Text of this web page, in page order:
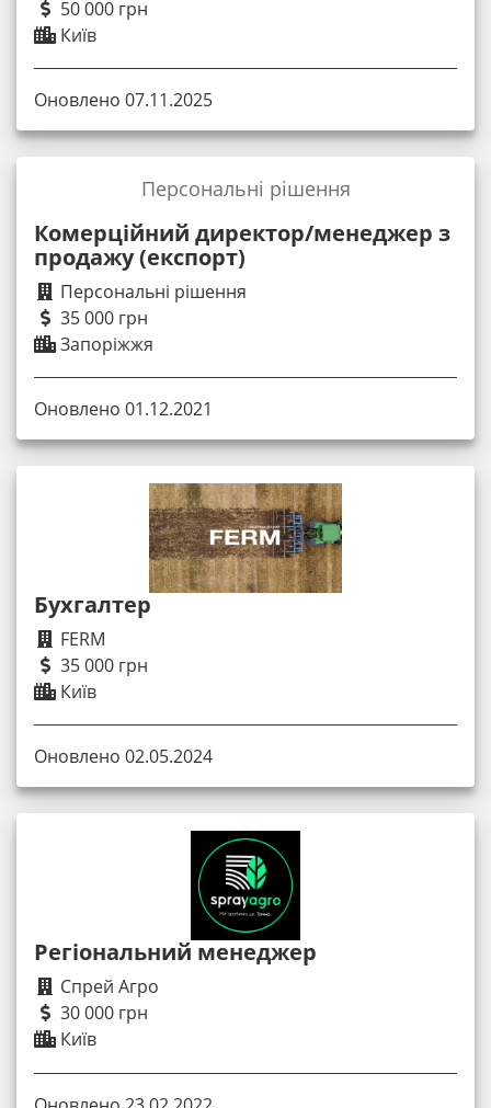
50 000 грн
Київ
Оновлено 07.11.2025
Комерційний директор/менеджер з
продажу (експорт)
Персональні рішення
35 000 грн
Запоріжжя
Персональні рішення
Оновлено 01.12.2021
Бухгалтер
FERM
35 000 грн
Київ
Оновлено 02.05.2024
Регіональний менеджер
Спрей Агро
30 000 грн
Київ